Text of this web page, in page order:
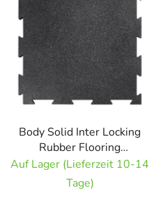
d
o
d
Body Solid Inter Locking
Rubber Flooring
RFBST4PB
Gummiboden für
Hanteln
Auf Lager (Lieferzeit 10-14
Tage)